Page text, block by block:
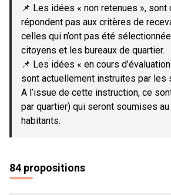
📌 Les idées « non retenues », sont
répondent pas aux critères de
celles qui n’ont pas été
citoyens et les bureaux de quartier.
📌 Les idées « en cours
sont actuellement instruites par les
A l’issue de cette instruction, ce
par quartier) qui seront soumises
habitants.
84 propositions